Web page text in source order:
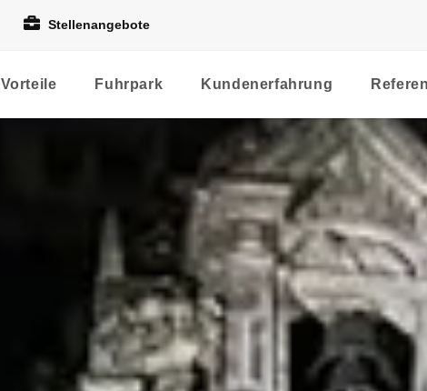
Stellenangebote
Vorteile Fuhrpark Kundenerfahrung